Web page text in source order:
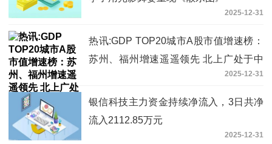
2025-12-31
热讯:GDP TOP20城市A股市值增速榜：
苏州、福州增速遥遥领先 北上广处于中
2025-12-31
银信科技主力资金持续净流入，3日共净
流入2112.85万元
2025-12-31